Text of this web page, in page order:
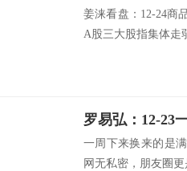
姜涞看盘：12-24商
A股三大股指集体走
罗易弘：12-23
一周下来换来的是
网无私密，朋友圈